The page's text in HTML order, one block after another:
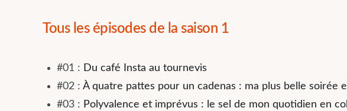
Tous les épisodes de la saison 1
#01 : Du café Insta au tournevis
#02 : À quatre pattes pour un cadenas : ma plus belle soirée
#03 : Polyvalence et imprévus : le sel de mon quotidien en